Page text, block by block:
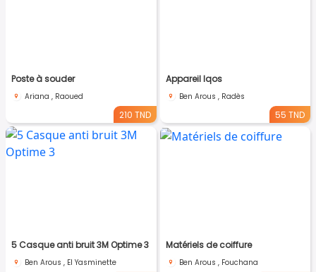
Poste à souder
Ariana , Raoued
210 TND
Appareil Iqos
Ben Arous , Radès
55 TND
5 Casque anti bruit 3M Optime 3
Ben Arous , El Yasminette
Matériels de coiffure
Ben Arous , Fouchana